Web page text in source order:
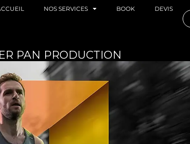
NOS SERVICES BOOK DEVIS
PAN PRODUCTION